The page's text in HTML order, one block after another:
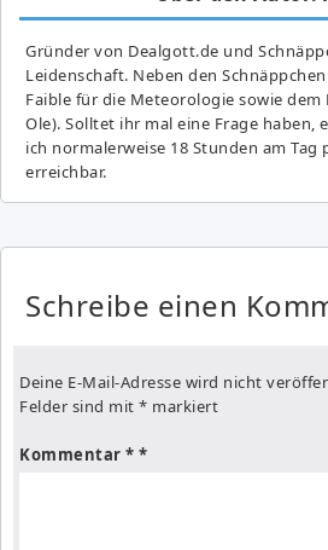
Gründer von Dealgott.de und
Leidenschaft. Neben den
Fai­ble für die Meteorologie sowie dem
Ole). Solltet ihr mal eine Frage haben,
ich normalerweise 18 Stunden am Tag
erreichbar.
Schreibe einen
Deine E-Mail-Adresse wird nicht
Felder sind mit * markiert
Kommentar *